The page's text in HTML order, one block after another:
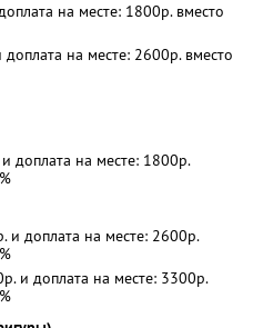
на месте: 1800р. вместо
на месте: 2600р. вместо
доплата на месте: 1800р.
и доплата на месте: 2600р.
и доплата на месте: 3300р.